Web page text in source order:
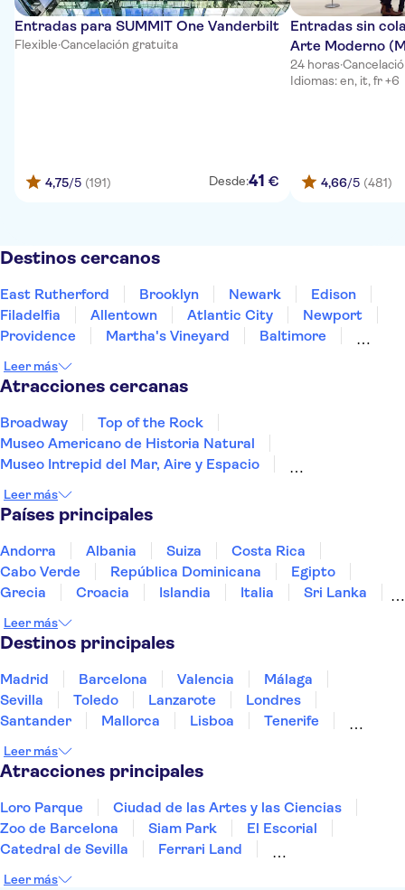
Entradas para SUMMIT One Vanderbilt
Flexible·Cancelación gratuita
4,75/5 (191) Desde:41 €
Entradas sin
Arte Moderno
24 horas·
Idiomas: en, it, fr +6
4,66/5 (481)
Destinos cercanos
East Rutherford Brooklyn Newark
Edison
Filadelfia
Allentown Atlantic City
Newport
Providence
Martha's Vineyard
Baltimore
Leer más
Atracciones cercanas
Broadway
Top of the Rock
Museo Americano de Historia Natural
Museo Intrepid del Mar, Aire y Espacio
Madame Tussauds Nueva York
One World Observatory
Catedral de San Patricio
Empire State Building
The Edge New York
Cruceros turísticos de Circle Line
Harlem
Leer más
Países principales
Andorra Albania Suiza
Costa Rica
Cabo Verde
República Dominicana
Egipto
Grecia
Croacia Islandia Italia
Sri Lanka
Portugal
Tailandia
Leer más
Destinos principales
Madrid Barcelona Valencia
Málaga
Sevilla
Toledo Lanzarote
Londres
Santander
Mallorca Lisboa
Tenerife
Bilbao
Menorca Granada
Leer más
Atracciones principales
Loro Parque
Ciudad de las Artes y las Ciencias
Zoo de Barcelona
Siam Park
El Escorial
Catedral de Sevilla
Ferrari Land
Leer más